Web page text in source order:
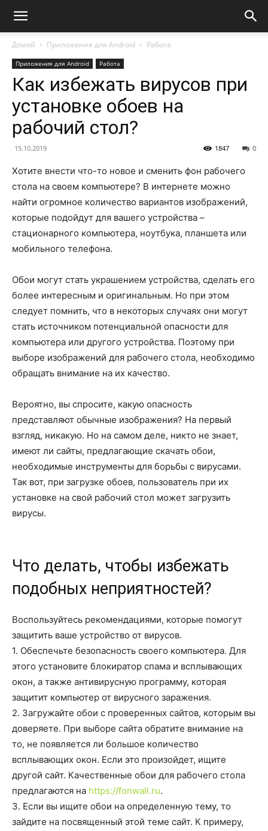
Домой Приложения для Android Работа
Приложения для Android Работа
Как избежать вирусов при
установке обоев на
рабочий стол?
15.10.2019 0
1847
Хотите внести что-то новое и сменить фон рабочего
стола на своем компьютере? В интернете можно
найти огромное количество вариантов изображений,
которые подойдут для вашего устройства –
стационарного компьютера, ноутбука, планшета или
мобильного телефона.
Обои могут стать украшением устройства, сделать его
более интересным и оригинальным. Но при этом
следует помнить, что в некоторых случаях они могут
стать источником потенциальной опасности для
компьютера или другого устройства. Поэтому при
выборе изображений для рабочего стола, необходимо
обращать внимание на их качество.
Вероятно, вы спросите, какую опасность
представляют обычные изображения? На первый
взгляд, никакую. Но на самом деле, никто не знает,
имеют ли сайты, предлагающие скачать обои,
необходимые инструменты для борьбы с вирусами.
Так вот, при загрузке обоев, пользователь при их
установке на свой рабочий стол может загрузить
вирусы.
Что делать, чтобы избежать
подобных неприятностей?
Воспользуйтесь рекомендациями, которые помогут
защитить ваше устройство от вирусов.
1. Обеспечьте безопасность своего компьютера. Для
этого установите блокиратор спама и всплывающих
окон, а также антивирусную программу, которая
защитит компьютер от вирусного заражения.
2. Загружайте обои с проверенных сайтов, которым вы
доверяете. При выборе сайта обратите внимание на
то, не появляется ли большое количество
всплывающих окон. Если это произойдет, ищите
другой сайт. Качественные обои для рабочего стола
предлагаются на https://fonwall.ru.
3. Если вы ищите обои на определенную тему, то
зайдите на посвященный этой теме сайт. К примеру,